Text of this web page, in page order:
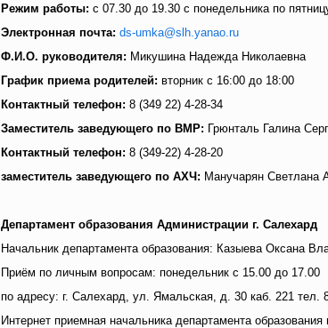
Режим работы: с 07.30 до 19.30 с понедельника по
Электронная почта: ds-umka@slh.yanao.ru
Ф.И.О. руководителя: Микушина Надежда Николаевна
График приема родителей: вторник с 16:00 до 18:00
Контактный телефон: 8 (349 22) 4-28-34
Заместитель заведующего по ВМР: Грюнталь Галина
Контактный телефон: 8 (349-22) 4-28-20
заместитель заведующего по АХЧ: Манучарян Светлана
Департамент образования Администрации г. Салехард
Начальник департамента образования: Казыева Оксана
Приём по личным вопросам: понедельник с 15.00 до 17.00
по адресу: г. Салехард, ул. Ямальская, д. 30 каб. 221 тел.
Интернет приемная начальника департамента образования